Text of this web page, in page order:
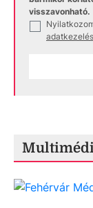
visszavonható.